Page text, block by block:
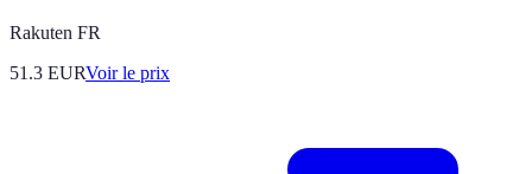
Rakuten FR
51.3 EURVoir le prix